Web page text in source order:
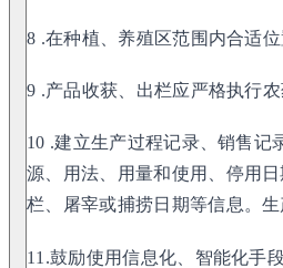
8 .在种植、养殖区范围内合适
9 .产品收获、出栏应严格执行
10 .建立生产过程记录、销售
源、用法、用量和使用、停用
栏、屠宰或捕捞日期等信息。
11.鼓励使用信息化、智能化手